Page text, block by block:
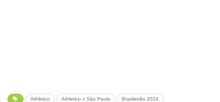
Athletico Athletico x São Paulo Brasileirão 2024